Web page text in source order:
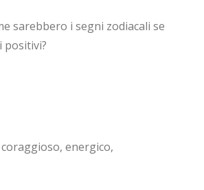
sarebbero i segni zodiacali se
positivi?
energico,